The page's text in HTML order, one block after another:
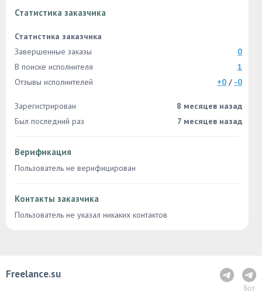
Статистика заказчика
Статистика заказчика
Завершенные заказы
0
В поиске исполнителя
1
Отзывы исполнителей
+0 / -0
Зарегистрирован
8 месяцев назад
Был последний раз
7 месяцев назад
Верификация
Пользователь не верифицирован
Контакты заказчика
Пользователь не указал никаких контактов
Бот
Freelance.su